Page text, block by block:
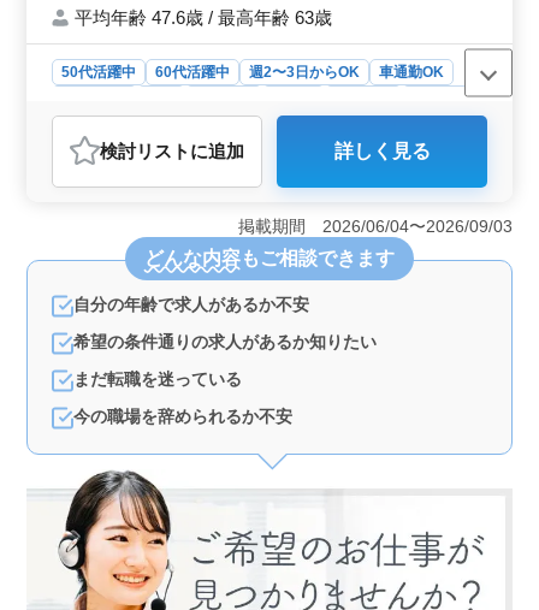
平均年齢 47.6歳 / 最高年齢 63歳
50代活躍中 60代活躍中 週2〜3日からOK
車通勤OK
派遣社員
介護福祉士・介護スタッフ
おすすめポイント
＜週休2日制での働きやすさ＞ 週休2日のシフト制で、
働きやすい環境が整っており、プライベートとのバラン
スを大切にしながら勤務できます。無理なく長期的に働
ける点が魅力です。 ＜デイサービスにおける充実し
た業務内容＞ 食事介助や排泄介助などのから、レクリ
エーションやリハビリテーションサポートまで、利用者
の方々の心身のサポートを行います。多岐にわたる業務
を通じて、専門性をさらに磨くことができます。 ＜
シニア層活躍中＞ 60代も活躍中で、経験豊富な中高年
す。経験を積んだ方の応募を歓迎しており、安心してキ
検討リスト に追加 詳しく見る
掲載期間 2026/06/04〜2026/09/03
どんな内容もご相談できます
自分の年齢で求人があるか不安
希望の条件通りの求人があるか知りたい
まだ転職を迷っている
今の職場を辞められるか不安